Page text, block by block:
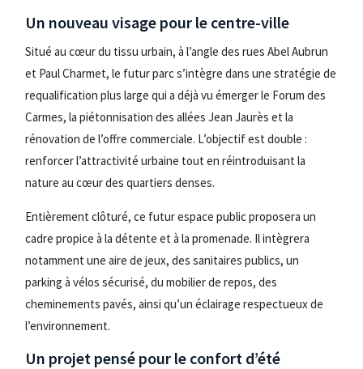
Un nouveau visage pour le centre-ville
Situé au cœur du tissu urbain, à l’angle des rues Abel Aubrun
et Paul Charmet, le futur parc s’intègre dans une stratégie de
requalification plus large qui a déjà vu émerger le Forum des
Carmes, la piétonnisation des allées Jean Jaurès et la
rénovation de l’offre commerciale. L’objectif est double :
renforcer l’attractivité urbaine tout en réintroduisant la
nature au cœur des quartiers denses.
Entièrement clôturé, ce futur espace public proposera un
cadre propice à la détente et à la promenade. Il intègrera
notamment une aire de jeux, des sanitaires publics, un
parking à vélos sécurisé, du mobilier de repos, des
cheminements pavés, ainsi qu’un éclairage respectueux de
l’environnement.
Un projet pensé pour le confort d’été